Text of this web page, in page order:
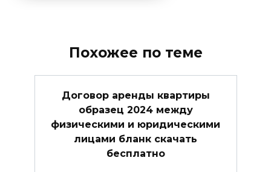
Похожее по теме
Договор аренды квартиры
образец 2024 между
физическими и юридическими
лицами бланк скачать
бесплатно